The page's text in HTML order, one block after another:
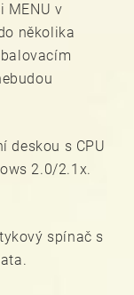
MENU v
několika
deskou s CPU
2.0/2.1x.
spínač s